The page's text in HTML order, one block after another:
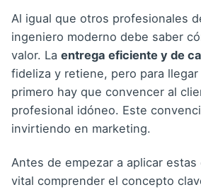
Al igual que otros profesionales
ingeniero moderno debe saber
valor. La entrega eficiente y de
fideliza y retiene, pero para
primero hay que convencer al
profesional idóneo. Este
invirtiendo en marketing.
Antes de empezar a aplicar
vital comprender el concepto